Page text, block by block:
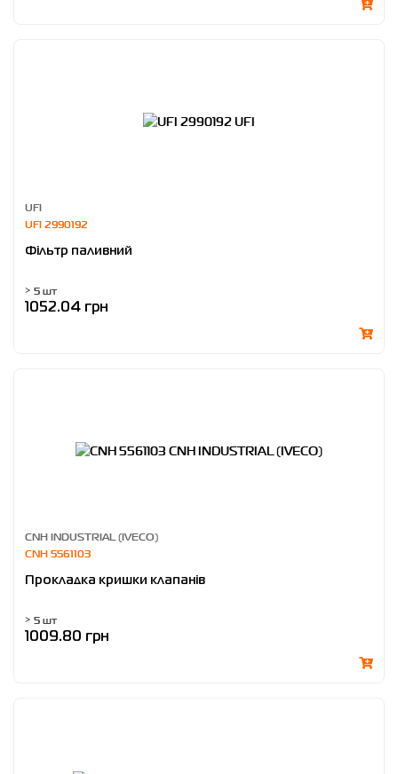
UFI
UFI 2990192
Фільтр паливний
> 5 шт
1052.04 грн
CNH INDUSTRIAL (IVECO)
CNH 5561103
Прокладка кришки клапанів
> 5 шт
1009.80 грн